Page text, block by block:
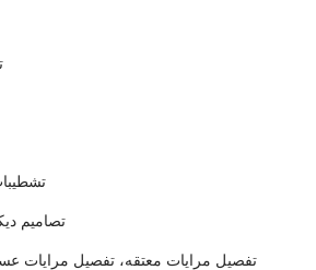
تصاميم
تفصيل مرايات معتقه، تفصيل مرايات